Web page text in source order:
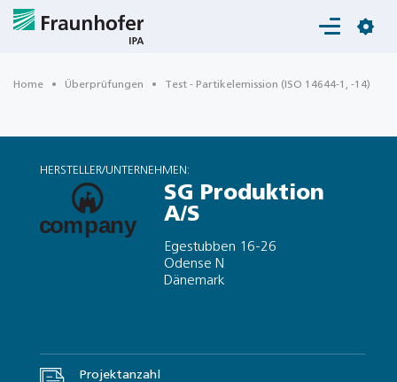
Login
Home Überprüfungen Test - Partikelemission (ISO 14644-1, -14)
HERSTELLER/UNTERNEHMEN:
SG Produktion
A/S
Egestubben 16-26
Odense N
Dänemark
Projektanzahl